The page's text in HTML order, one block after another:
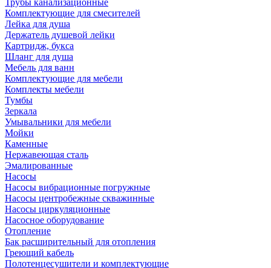
Трубы канализационные
Комплектующие для смесителей
Лейка для душа
Держатель душевой лейки
Картридж, букса
Шланг для душа
Мебель для ванн
Комплектующие для мебели
Комплекты мебели
Тумбы
Зеркала
Умывальники для мебели
Мойки
Каменные
Нержавеющая сталь
Эмалированные
Насосы
Насосы вибрационные погружные
Насосы центробежные скважинные
Насосы циркуляционные
Насосное оборудование
Отопление
Бак расширительный для отопления
Греющий кабель
Полотенцесушители и комплектующие